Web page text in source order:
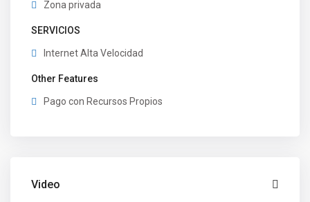
Zona privada
SERVICIOS
Internet Alta Velocidad
Other Features
Pago con Recursos Propios
Video